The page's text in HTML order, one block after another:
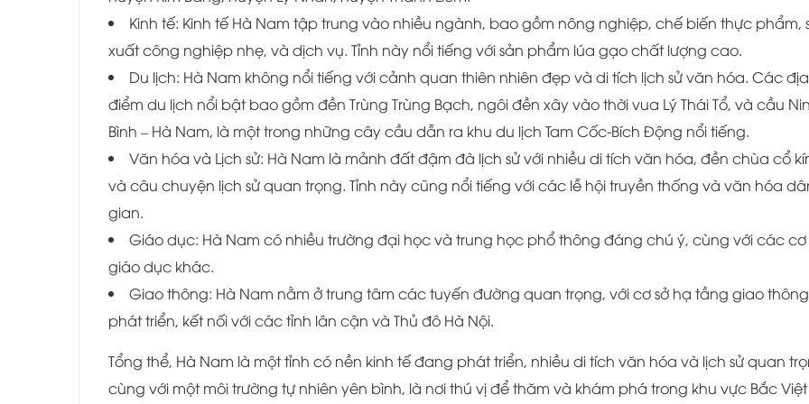
Kinh tế: Kinh tế Hà Nam tập trung vào nhiều ngành, bao gồm nông nghiệp, chế biến thực phẩm,
xuất công nghiệp nhẹ, và dịch vụ. Tỉnh này nổi tiếng với sản phẩm lúa gạo chất lượng cao.
Du lịch: Hà Nam không nổi tiếng với cảnh quan thiên nhiên đẹp và di tích lịch sử văn hóa. Các địa
điểm du lịch nổi bật bao gồm đền Trùng Trùng Bạch, ngôi đền xây vào thời vua Lý Thái Tổ, và cầu
Bình – Hà Nam, là một trong những cây cầu dẫn ra khu du lịch Tam Cốc-Bích Động nổi tiếng.
Văn hóa và Lịch sử: Hà Nam là mảnh đất đậm đà lịch sử với nhiều di tích văn hóa, đền chùa cổ
và câu chuyện lịch sử quan trọng. Tỉnh này cũng nổi tiếng với các lễ hội truyền thống và văn hóa
gian.
Giáo dục: Hà Nam có nhiều trường đại học và trung học phổ thông đáng chú ý, cùng với các cơ
giáo dục khác.
Giao thông: Hà Nam nằm ở trung tâm các tuyến đường quan trọng, với cơ sở hạ tầng giao thông
phát triển, kết nối với các tỉnh lân cận và Thủ đô Hà Nội.
Tổng thể, Hà Nam là một tỉnh có nền kinh tế đang phát triển, nhiều di tích văn hóa và lịch sử quan
cùng với một môi trường tự nhiên yên bình, là nơi thú vị để thăm và khám phá trong khu vực Bắc Việt